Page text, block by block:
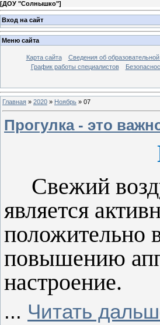
[ДОУ "Солнышко"]
Вход на сайт
Меню сайта
Карта сайта Сведения об образовательной
График работы специалистов
Главная » 2020 » Ноябрь » 07
Прогулка - это
Свежий
является
положительно
повышению
настроение.
... Читать